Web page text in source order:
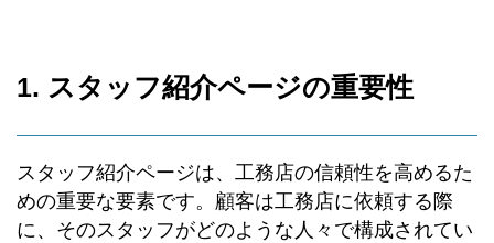
1. スタッフ紹介ページの重要性
スタッフ紹介ページは、工務店の信頼性を高めるた
めの重要な要素です。顧客は工務店に依頼する際
に、そのスタッフがどのような人々で構成されてい